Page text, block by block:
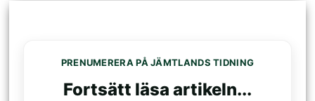
PRENUMERERA PÅ JÄMTLANDS TIDNING
Fortsätt läsa artikeln...